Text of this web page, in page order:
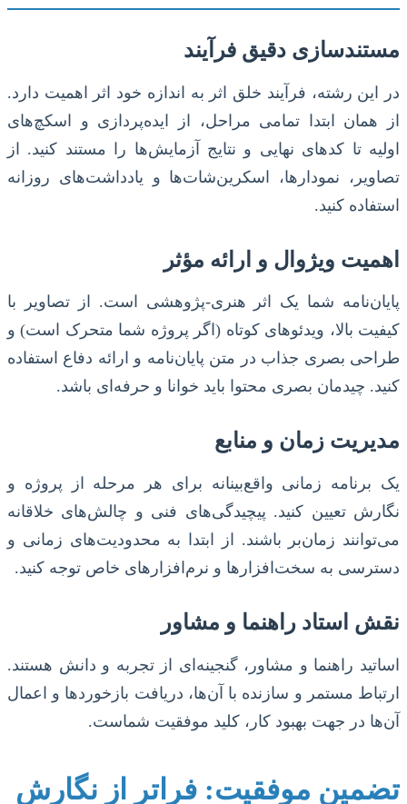
مستندسازی دقیق فرآیند
در این رشته، فرآیند خلق اثر به اندازه خود اثر اهمیت دارد.
از همان ابتدا تمامی مراحل، از ایده‌پردازی و اسکچ‌های
اولیه تا کدهای نهایی و نتایج آزمایش‌ها را مستند کنید. از
تصاویر، نمودارها، اسکرین‌شات‌ها و یادداشت‌های روزانه
استفاده کنید.
اهمیت ویژوال و ارائه مؤثر
پایان‌نامه شما یک اثر هنری-پژوهشی است. از تصاویر با
کیفیت بالا، ویدئوهای کوتاه (اگر پروژه شما متحرک است) و
طراحی بصری جذاب در متن پایان‌نامه و ارائه دفاع استفاده
کنید. چیدمان بصری محتوا باید خوانا و حرفه‌ای باشد.
مدیریت زمان و منابع
یک برنامه زمانی واقع‌بینانه برای هر مرحله از پروژه و
نگارش تعیین کنید. پیچیدگی‌های فنی و چالش‌های خلاقانه
می‌توانند زمان‌بر باشند. از ابتدا به محدودیت‌های زمانی و
دسترسی به سخت‌افزارها و نرم‌افزارهای خاص توجه کنید.
نقش استاد راهنما و مشاور
اساتید راهنما و مشاور، گنجینه‌ای از تجربه و دانش هستند.
ارتباط مستمر و سازنده با آن‌ها، دریافت بازخوردها و اعمال
آن‌ها در جهت بهبود کار، کلید موفقیت شماست.
تضمین موفقیت: فراتر از نگارش